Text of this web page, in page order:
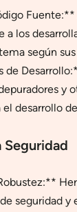
Fuente:**
a los
según
de
y
el desarrollo
Seguridad
seguridad y